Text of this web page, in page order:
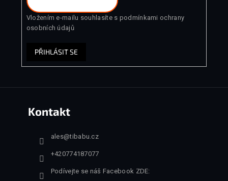
Vložením e-mailu souhlasíte s podmínkami ochrany
osobních údajů
PŘIHLÁSIT SE
Kontakt
ales@tibabu.cz
+420774187077
Podívejte se náš Facebook ZDE: